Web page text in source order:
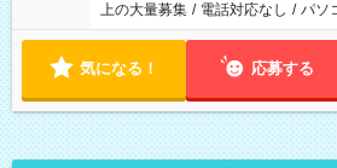
上の大量募集 / 電話対応なし / パソ
気になる！ 応募する